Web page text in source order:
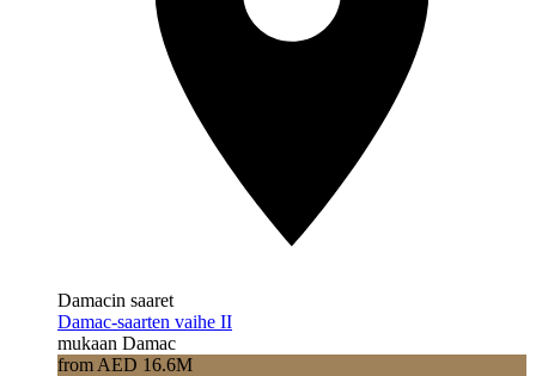
Damacin saaret
Damac-saarten vaihe II
mukaan Damac
from AED 16.6M